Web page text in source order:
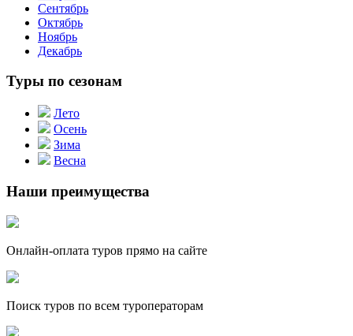
Сентябрь
Октябрь
Ноябрь
Декабрь
Туры по сезонам
Лето
Осень
Зима
Весна
Наши преимущества
Онлайн-оплата туров прямо на сайте
Поиск туров по всем туроператорам